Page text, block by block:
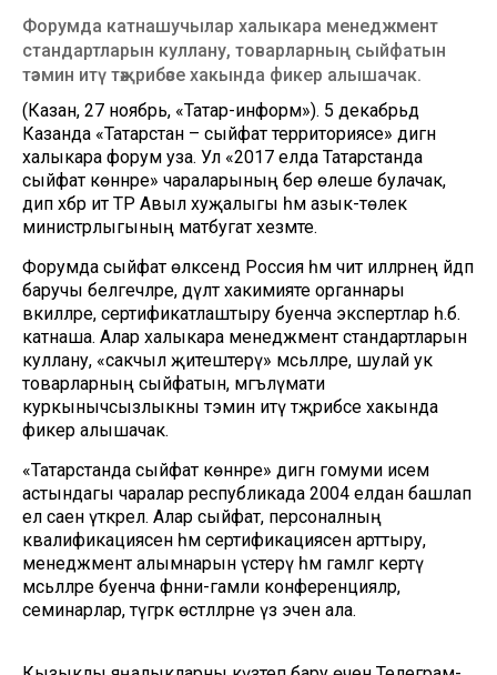
Форумда катнашучылар халыкара менеджмент
стандартларын куллану, товарларның сыйфатын
тәэмин итү тәҗрибәсе хакында фикер алышачак.
(Казан, 27 ноябрь, «Татар-информ»). 5 декабрьдә
Казанда «Татарстан – сыйфат территориясе» дигән
халыкара форум уза. Ул «2017 елда Татарстанда
сыйфат көннәре» чараларының бер өлеше булачак,
дип хәбәр итә ТР Авыл хуҗалыгы һәм азык-төлек
министрлыгының матбугат хезмәте.
Форумда сыйфат өлкәсендә Россия һәм чит илләрнең әйдәп
баручы белгечләре, дәүләт хакимияте органнары
вәкилләре, сертификатлаштыру буенча экспертлар һ.б.
катнаша. Алар халыкара менеджмент стандартларын
куллану, «сакчыл җитештерү» мәсьәләләре, шулай ук
товарларның сыйфатын, мәгълүмати
куркынычсызлыкны тәэмин итү тәҗрибәсе хакында
фикер алышачак.
«Татарстанда сыйфат көннәре» дигән гомуми исем
астындагы чаралар республикада 2004 елдан башлап
ел саен үткәрелә. Алар сыйфат, персоналның
квалификациясен һәм сертификациясен арттыру,
менеджмент алымнарын үстерү һәм гамәлгә кертү
мәсьәләләре буенча фәнни-гамәли конференцияләр,
семинарлар, түгәрәк өстәлләрне үз эченә ала.